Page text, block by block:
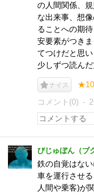
の人間関係、
な出来事、想
ることへの期
安要素がつき
てつけだと思
少しずつ読ん
ナイス ★10
コメント(0)
びじゅぼん（ブ
鉄の自覚はな
車を運行させ
人間や乗客)が